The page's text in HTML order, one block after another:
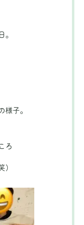
子。
ろ